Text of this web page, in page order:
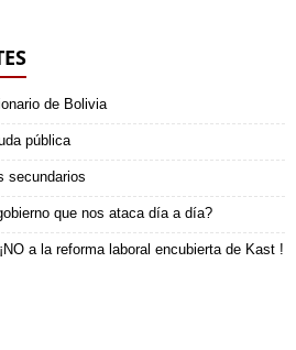
de Bolivia
pública
secundarios
que nos ataca día a día?
a la reforma laboral encubierta de Kast !